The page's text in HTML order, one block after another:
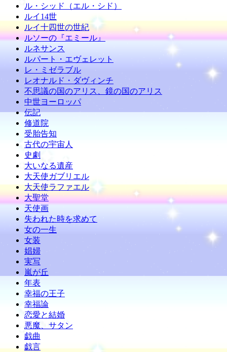
ル・シッド（エル・シド）
ルイ14世
ルイ十四世の世紀
ルソーの『エミール』
ルネサンス
ルパート・エヴェレット
レ・ミゼラブル
レオナルド・ダヴィンチ
不思議の国のアリス、鏡の国のアリス
中世ヨーロッパ
伝記
修道院
受胎告知
古代の宇宙人
史劇
大いなる遺産
大天使ガブリエル
大天使ラファエル
大聖堂
天使画
失われた時を求めて
女の一生
女装
娼婦
実写
嵐が丘
年表
幸福の王子
幸福論
恋愛と結婚
悪魔、サタン
戯曲
戯言